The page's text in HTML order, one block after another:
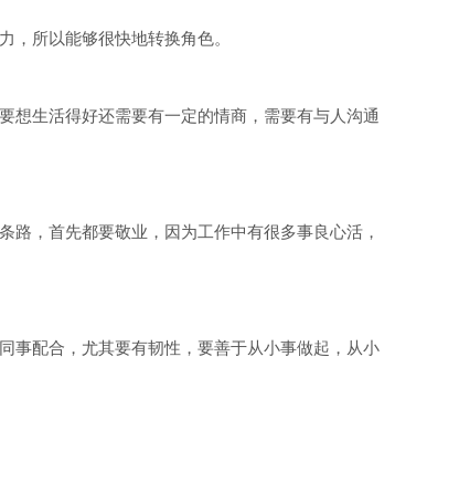
所以能够很快地转换角色。
想生活得好还需要有一定的情商，需要有与人沟通
，首先都要敬业，因为工作中有很多事良心活，
事配合，尤其要有韧性，要善于从小事做起，从小